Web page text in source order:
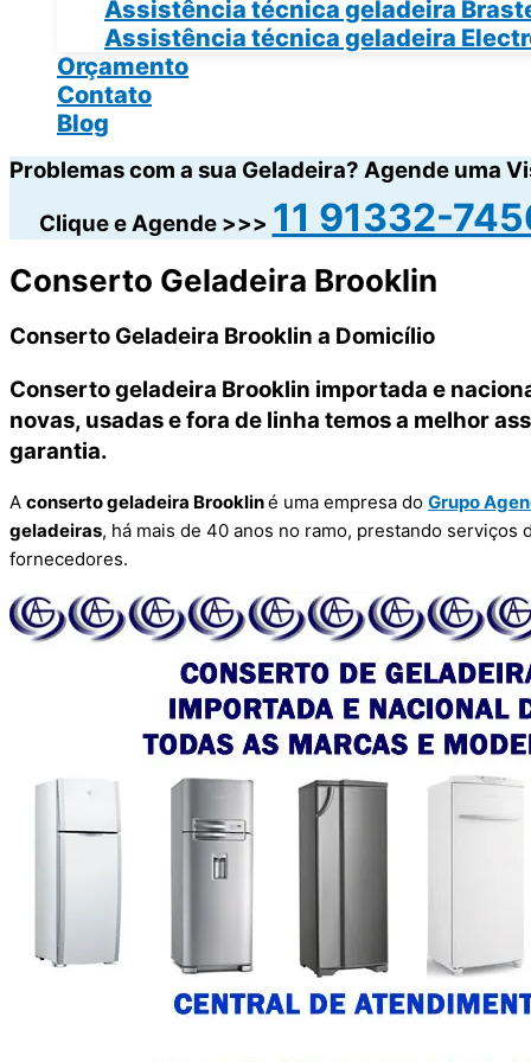
Assistência técnica geladeira
Assistência técnica geladeira
Orçamento
Contato
Blog
Problemas com a sua Geladeira? Agende uma
Clique e Agende >>> 11 91332-
Conserto Geladeira Brooklin
Conserto Geladeira Brooklin a Domicílio
Conserto geladeira Brooklin importada e
novas, usadas e fora de linha temos a melhor
garantia.
A conserto geladeira Brookliné uma empresa do Grupo
geladeiras, há mais de 40 anos no ramo, prestando
fornecedores.